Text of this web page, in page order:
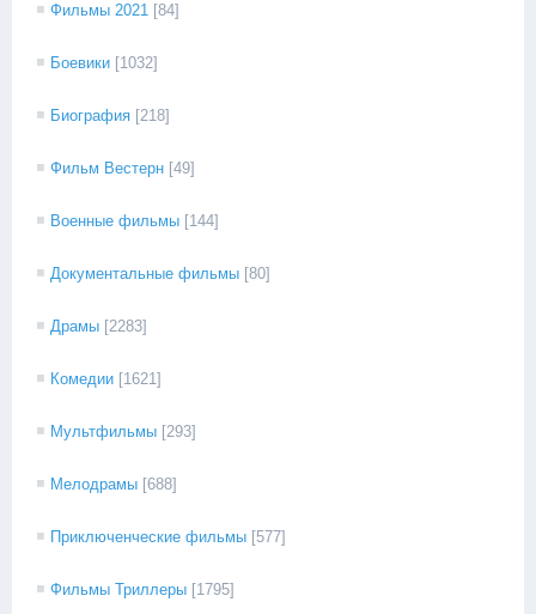
Фильмы 2021 [84]
Боевики [1032]
Биография [218]
Фильм Вестерн [49]
Военные фильмы [144]
Документальные фильмы [80]
Драмы [2283]
Комедии [1621]
Мультфильмы [293]
Мелодрамы [688]
Приключенческие фильмы [577]
Фильмы Триллеры [1795]